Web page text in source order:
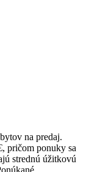
na predaj.
pričom ponuky sa
strednú úžitkovú